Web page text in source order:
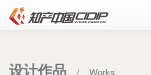
设计作品 / Works